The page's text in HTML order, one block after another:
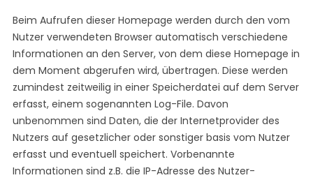
Beim Aufrufen dieser Homepage werden durch den vom
Nutzer verwendeten Browser automatisch verschiedene
Informationen an den Server, von dem diese Homepage in
dem Moment abgerufen wird, übertragen. Diese werden
zumindest zeitweilig in einer Speicherdatei auf dem Server
erfasst, einem sogenannten Log-File. Davon
unbenommen sind Daten, die der Internetprovider des
Nutzers auf gesetzlicher oder sonstiger basis vom Nutzer
erfasst und eventuell speichert. Vorbenannte
Informationen sind z.B. die IP-Adresse des Nutzer-